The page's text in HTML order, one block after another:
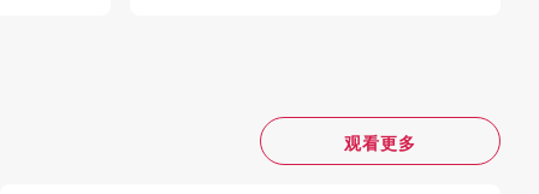
观看更多